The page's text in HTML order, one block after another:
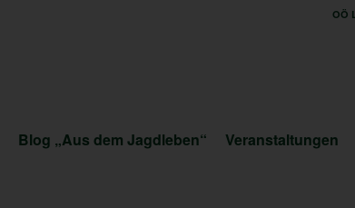
OÖ
Blog „Aus dem Jagdleben“ Veranstaltungen